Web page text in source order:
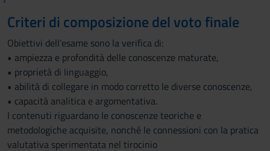
Criteri di composizione del voto finale
Obiettivi dell’esame sono la verifica di:
• ampiezza e profondità delle conoscenze maturate,
• proprietà di linguaggio,
• abilità di collegare in modo corretto le diverse conoscenze,
• capacità analitica e argomentativa.
I contenuti riguardano le conoscenze teoriche e
metodologiche acquisite, nonché le connessioni con la pratica
valutativa sperimentata nel tirocinio